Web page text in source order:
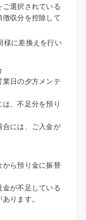
選択されている
収分を控除して
様に差換えを行い
業日の夕方メンテ
、不足分を預り
合には、ご入金が
から預り金に振替
金が不足している
ります。